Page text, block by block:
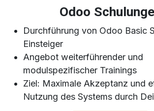
Odoo
Durchführung von Odoo Basic
Einsteiger
Angebot weiterführender und
modulspezifischer Trainings
Ziel: Maximale Akzeptanz und
Nutzung des Systems durch